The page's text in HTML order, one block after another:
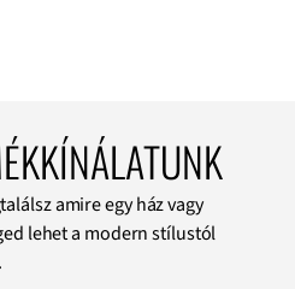
amire egy ház vagy
lehet a modern stílustól